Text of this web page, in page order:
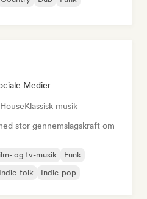
Medier
Klassisk musik
stor gennemslagskraft om
og tv-musik
Funk
Indie-folk Indie-pop